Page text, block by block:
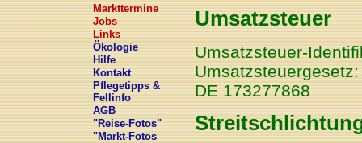
Markttermine
Jobs
Links
Ökologie
Hilfe
Kontakt
Pflegetipps &
Fellinfo
AGB
"Reise-Fotos"
"Markt-Fotos
Umsatzsteuer
Umsatzsteuer-
Umsatzsteuergesetz:
DE 173277868